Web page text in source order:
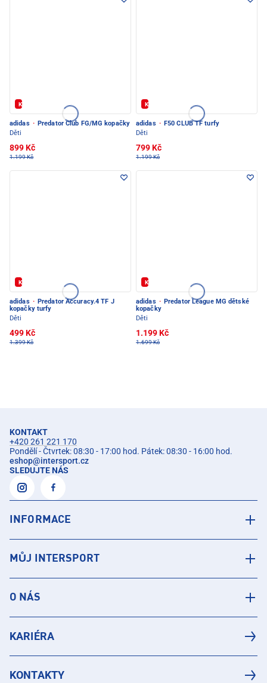
Kód: FOTBAL20
adidas · Predator Club FG/MG kopačky
Děti
899 Kč
1.199 Kč
Kód: FOTBAL20
adidas · F50 CLUB TF turfy
Děti
799 Kč
1.199 Kč
Kód: FOTBAL20
adidas · Predator Accuracy.4 TF J
kopačky turfy
Děti
499 Kč
1.399 Kč
Kód: FOTBAL20
adidas · Predator League MG dětské
kopačky
Děti
1.199 Kč
1.699 Kč
KONTAKT
+420 261 221 170
Pondělí - Čtvrtek: 08:30 - 17:00 hod. Pátek: 08:30 - 16:00 hod.
eshop@intersport.cz
SLEDUJTE NÁS
INFORMACE
MŮJ INTERSPORT
O NÁS
KARIÉRA
KONTAKTY